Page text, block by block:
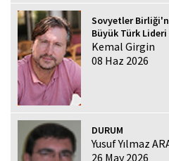
Sovyetler
Büyük Türk Lideri
Kemal Girgin
08 Haz 2026
DURUM
Yusuf Yılmaz
26 May 2026